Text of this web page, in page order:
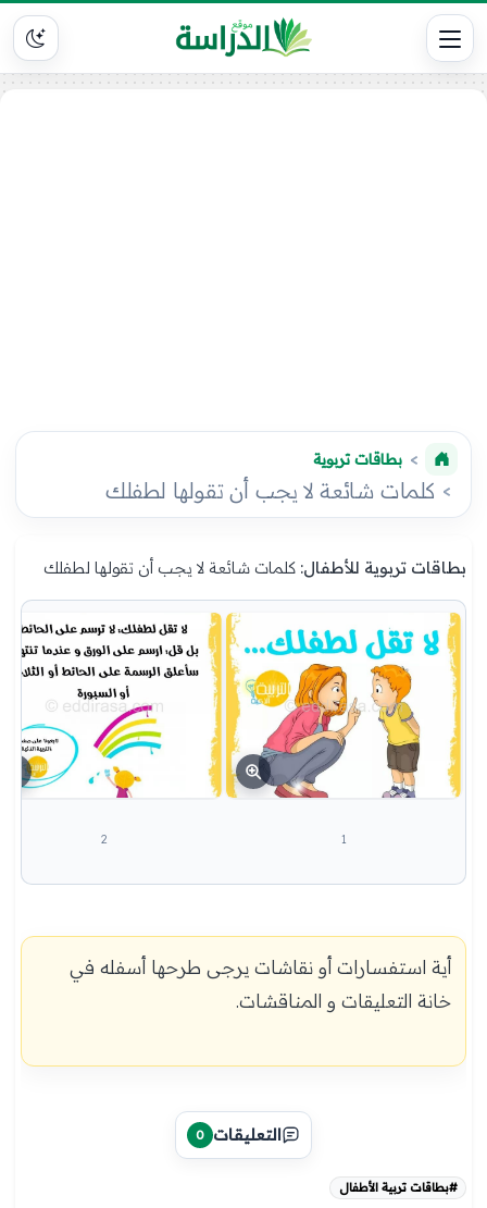
بطاقات تربوية
كلمات شائعة لا يجب أن تقولها لطفلك
بطاقات تربوية للأطفال: كلمات شائعة لا يجب أن تقولها لطفلك
1
2
أية استفسارات أو نقاشات يرجى طرحها أسفله في
خانة التعليقات و المناقشات.
التعليقات 0
#بطاقات تربية الأطفال